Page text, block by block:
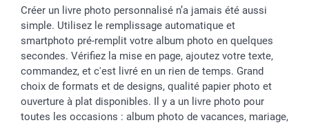
Créer un livre photo personnalisé n’a jamais été aussi
simple. Utilisez le remplissage automatique et
smartphoto pré-remplit votre album photo en quelques
secondes. Vérifiez la mise en page, ajoutez votre texte,
commandez, et c'est livré en un rien de temps. Grand
choix de formats et de designs, qualité papier photo et
ouverture à plat disponibles. Il y a un livre photo pour
toutes les occasions : album photo de vacances, mariage,